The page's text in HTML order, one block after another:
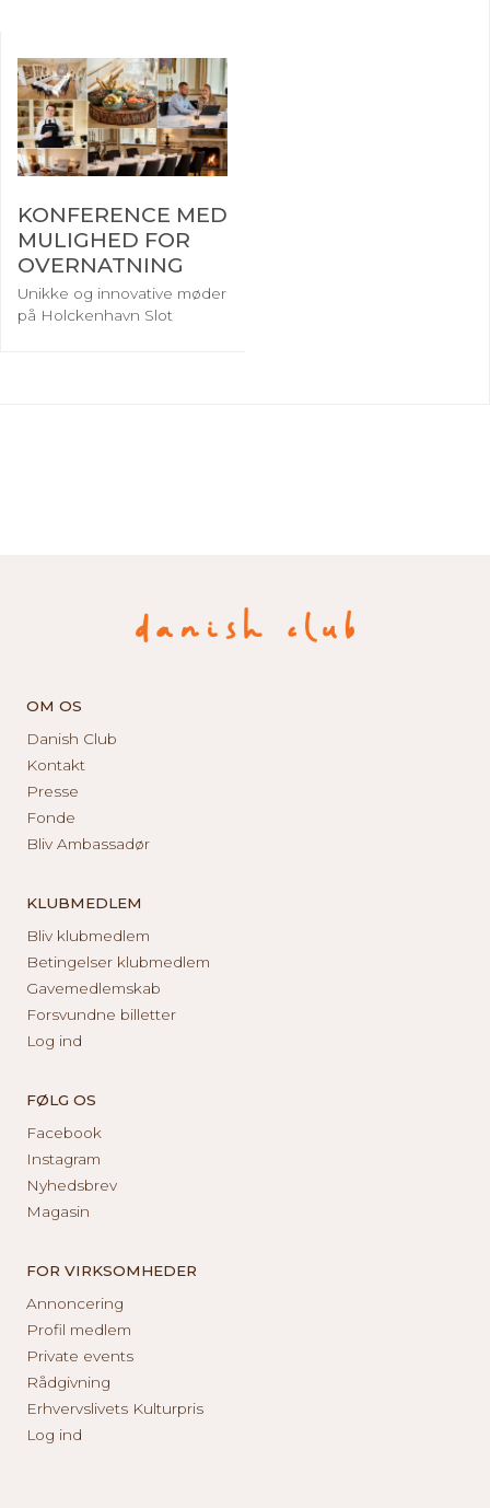
KONFERENCE MED
MULIGHED FOR
OVERNATNING
Unikke og innovative møder
på Holckenhavn Slot
OM OS
Danish Club
Kontakt
Presse
Fonde
Bliv Ambassadør
KLUBMEDLEM
Bliv klubmedlem
Betingelser klubmedlem
Gavemedlemskab
Forsvundne billetter
Log ind
FØLG OS
Facebook
Instagram
Nyhedsbrev
Magasin
FOR VIRKSOMHEDER
Annoncering
Profil medlem
Private events
Rådgivning
Erhvervslivets Kulturpris
Log ind